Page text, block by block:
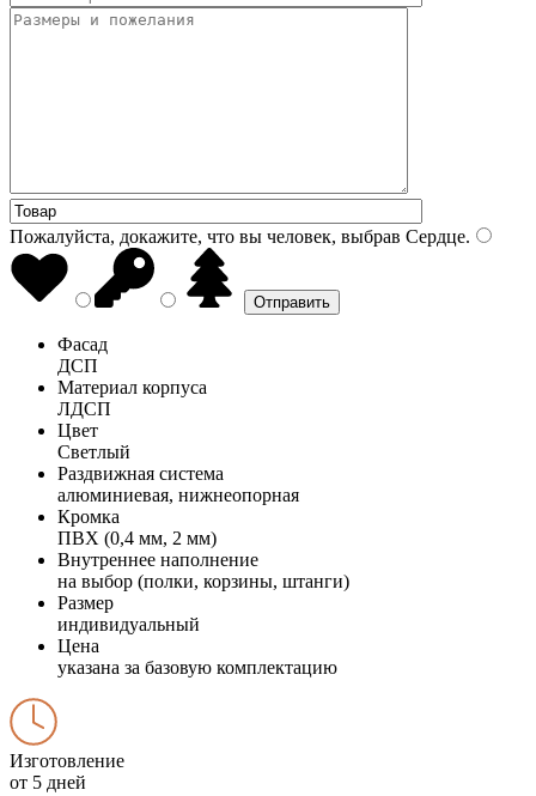
Пожалуйста, докажите, что вы человек, выбрав Сердце.
Фасад
ДСП
Материал корпуса
ЛДСП
Цвет
Светлый
Раздвижная система
алюминиевая, нижнеопорная
Кромка
ПВХ (0,4 мм, 2 мм)
Внутреннее наполнение
на выбор (полки, корзины, штанги)
Размер
индивидуальный
Цена
указана за базовую комплектацию
Изготовление
от 5 дней